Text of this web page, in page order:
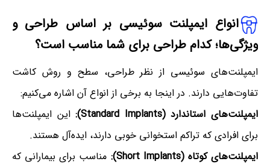
انواع ایمپلنت سوئیسی بر اساس طراحی و
ویژگی‌ها؛ کدام طراحی برای شما مناسب است؟
ایمپلنت‌های سوئیسی از نظر طراحی، سطح و روش کاشت
تفاوت‌هایی دارند. در اینجا به برخی از انواع آن اشاره می‌کنیم:
ایمپلنت‌های استاندارد (Standard Implants):
این ایمپلنت‌ها
برای افرادی که تراکم استخوانی خوبی دارند، ایده‌آل هستند.
ایمپلنت‌های کوتاه (Short Implants):
مناسب برای بیمارانی که